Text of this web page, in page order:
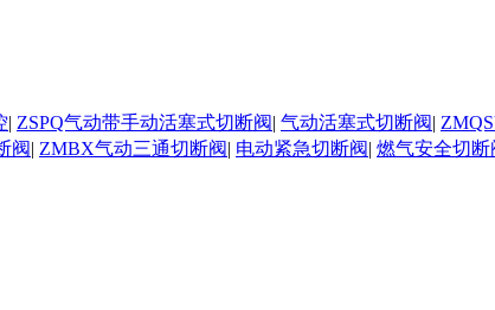
| ZSPQ气动带手动活塞式切断阀| 气动活塞式切断阀|
阀| ZMBX气动三通切断阀| 电动紧急切断阀| 燃气安全切断